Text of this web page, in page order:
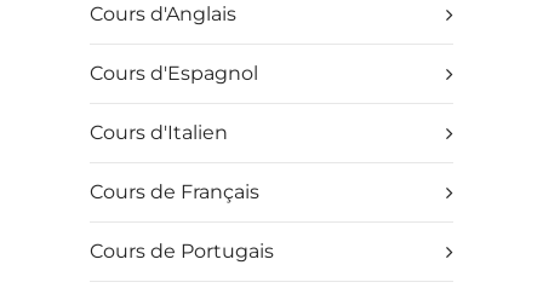
Cours d'Anglais
Cours d'Espagnol
Cours d'Italien
Cours de Français
Cours de Portugais